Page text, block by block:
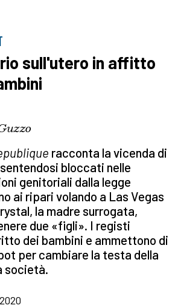
sull'utero in affitto
racconta la vicenda di
bloccati nelle
genitoriali dalla legge
ai ripari volando a Las Vegas
la madre surrogata,
due «figli». I registi
dei bambini e ammettono di
per cambiare la testa della
società.